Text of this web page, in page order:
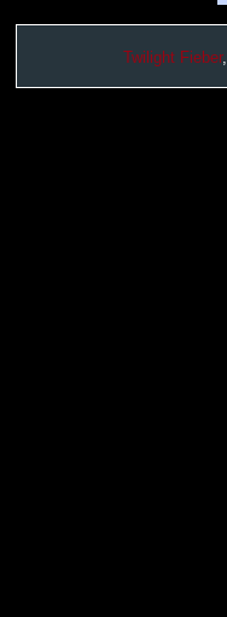
Twilight Fieber,